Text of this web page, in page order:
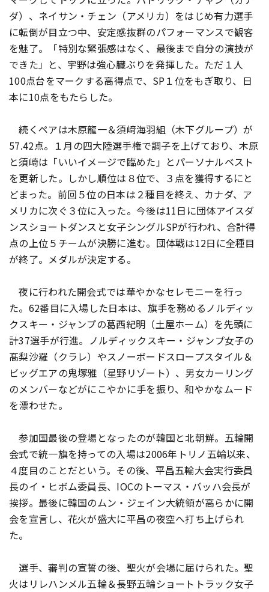
ダ）、ネイサン・チェン（アメリカ）をはじめ有力選手
に転倒が目立つ中、安定感抜群のパフォーマンスで観客
を魅了。「特別な緊張感はなく、最後まで自分の演技が
できた」と、宇野は強心臓ぶりを発揮した。ただ１人
100点台をマークする高得点で、SP１位をもぎ取り、日
本に10点をもたらした。
続くペアは木原龍一＆須﨑海羽組（木下グループ）が
57.42点。１月の四大陸選手権で調子を上げており、木原
と須崎は「いいイメージで臨めた」とパーソナルベスト
を更新した。しかし順位は８位で、３点を獲得するにと
どまった。前回５位の日本は２種目を終え、カナダ、ア
メリカに次ぐ３位に入った。今後は11日に団体アイスダ
ンスショートダンスと女子シングルSPが行われ、合計得
点の上位５チームが決勝に進む。団体戦は12日に全種目
が終了。メダルが決定する。
夜に行われた開会式では華やかなセレモニーを行っ
た。62番目に入場した日本は、旗手を務めるノルディッ
クスキー・ジャンプの葛西紀明（土屋ホーム）を先頭に
計37選手が行進。ノルディックスキー・ジャンプ女子の
髙梨沙羅（クラレ）やスノーボードスロープスタイル＆
ビッグエアの鬼塚雅（星野リゾート）、男女カーリング
のメンバーなどがにこやかに手を振り、和やかなムード
を漂わせた。
参加国最後の登場となったのが韓国と北朝鮮。五輪開
会式で統一旗を持っての入場は2006年トリノ五輪以来、
４度目のことだという。その後、平昌五輪大会実行委員
長のイ・ヒボム委員長、IOCのトーマス・バッハ会長が
挨拶。最後に韓国のムン・ジェイン大統領が高らかに開
会を宣言し、花火が盛大に平昌の夜空へ打ち上げられ
た。
選手、審判の宣誓の後、聖火が会場に届けられた。聖
火はリレハンメル五輪＆長野五輪ショートトラック女子